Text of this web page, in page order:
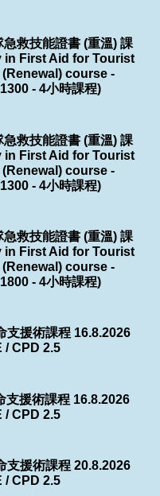
救技能證書 (重溫) 課
in First Aid for Tourist
course -
- 4小時課程)
救技能證書 (重溫) 課
in First Aid for Tourist
course -
- 4小時課程)
救技能證書 (重溫) 課
in First Aid for Tourist
course -
- 4小時課程)
支援術課程 16.8.2026
/ CPD 2.5
支援術課程 16.8.2026
/ CPD 2.5
支援術課程 20.8.2026
/ CPD 2.5